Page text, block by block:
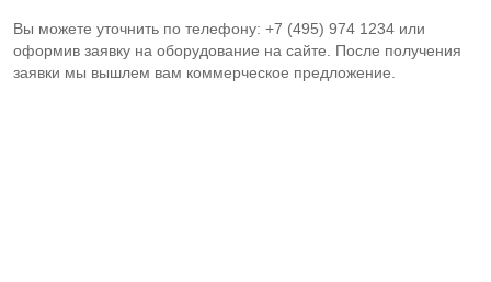
Вы можете уточнить по телефону: +7 (495) 974 1234 или
оформив заявку на оборудование на сайте. После получения
заявки мы вышлем вам коммерческое предложение.